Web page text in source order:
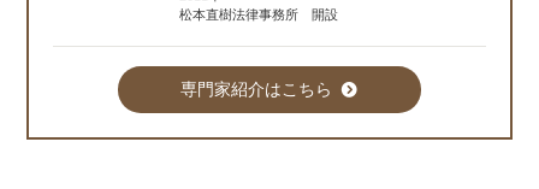
松本直樹法律事務所 開設
専門家紹介はこちら